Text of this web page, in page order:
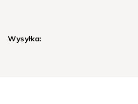
Wysyłka: